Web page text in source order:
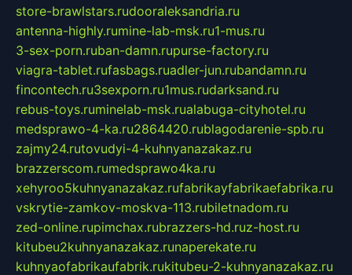
store-brawlstars.rudooraleksandria.ru
antenna-highly.rumine-lab-msk.ru1-mus.ru
3-sex-porn.ruban-damn.rupurse-factory.ru
viagra-tablet.rufasbags.ruadler-jun.rubandamn.ru
fincontech.ru3sexporn.ru1mus.rudarksand.ru
rebus-toys.ruminelab-msk.rualabuga-cityhotel.ru
medsprawo-4-ka.ru2864420.rublagodarenie-spb.ru
zajmy24.rutovudyi-4-kuhnyanazakaz.ru
brazzerscom.rumedsprawo4ka.ru
xehyroo5kuhnyanazakaz.rufabrikayfabrikaefabrika.ru
vskrytie-zamkov-moskva-113.rubiletnadom.ru
zed-online.rupimchax.rubrazzers-hd.ruz-host.ru
kitubeu2kuhnyanazakaz.runaperekate.ru
kuhnyaofabrikaufabrik.rukitubeu-2-kuhnyanazakaz.ru